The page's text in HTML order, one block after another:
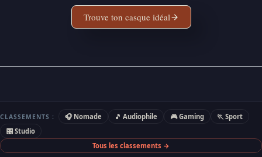
Trouve ton casque idéal
CLASSEMENTS : 🎧 Nomade 🎵 Audiophile 🎮 Gaming
🏃 Sport
🎛 Studio
Tous les classements →